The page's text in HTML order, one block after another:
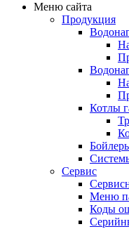
Меню сайта
Продукция
Котлы
Сервис
Меню
Коды